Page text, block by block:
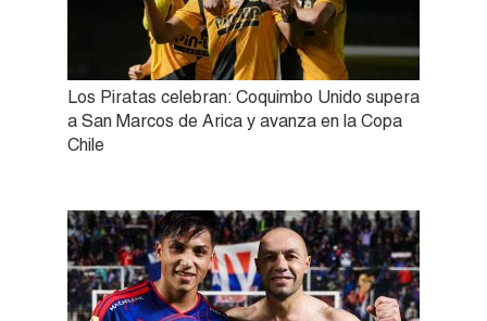
Los Piratas celebran: Coquimbo Unido supera
a San Marcos de Arica y avanza en la Copa
Chile